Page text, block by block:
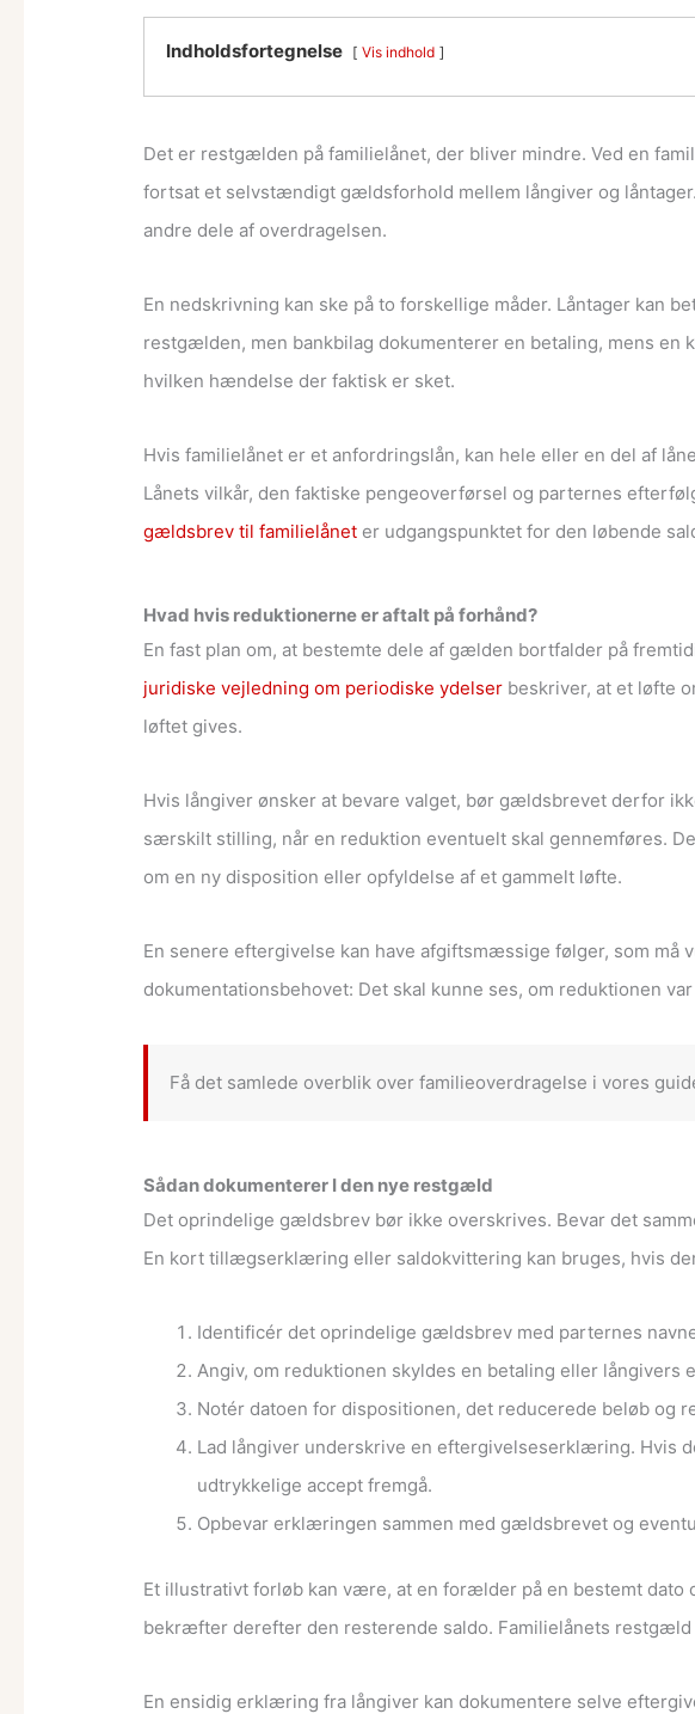
Indholdsfortegnelse Vis indhold
Det er restgælden på familielånet, der bliver mindre. Ved en
fortsat et selvstændigt gældsforhold mellem långiver og
andre dele af overdragelsen.
En nedskrivning kan ske på to forskellige måder. Låntager kan
restgælden, men bankbilag dokumenterer en betaling, mens
hvilken hændelse der faktisk er sket.
Hvis familielånet er et anfordringslån, kan hele eller en del af
Lånets vilkår, den faktiske pengeoverførsel og parternes
gældsbrev til familielånet er udgangspunktet for den løbende
Hvad hvis reduktionerne er aftalt på forhånd?
En fast plan om, at bestemte dele af gælden bortfalder på
juridiske vejledning om periodiske ydelser beskriver, at et løfte
løftet gives.
Hvis långiver ønsker at bevare valget, bør gældsbrevet derfor
særskilt stilling, når en reduktion eventuelt skal gennemføres.
om en ny disposition eller opfyldelse af et gammelt løfte.
En senere eftergivelse kan have afgiftsmæssige følger, som
dokumentationsbehovet: Det skal kunne ses, om reduktionen
Få det samlede overblik over familieoverdragelse i vores
Sådan dokumenterer I den nye restgæld
Det oprindelige gældsbrev bør ikke overskrives. Bevar det
En kort tillægserklæring eller saldokvittering kan bruges, hvis
Identificér det oprindelige gældsbrev med parternes
Angiv, om reduktionen skyldes en betaling eller långivers
Notér datoen for dispositionen, det reducerede beløb og
Lad långiver underskrive en eftergivelseserklæring. Hvis
udtrykkelige accept fremgå.
Opbevar erklæringen sammen med gældsbrevet og
Et illustrativt forløb kan være, at en forælder på en bestemt
bekræfter derefter den resterende saldo. Familielånets
En ensidig erklæring fra långiver kan dokumentere selve